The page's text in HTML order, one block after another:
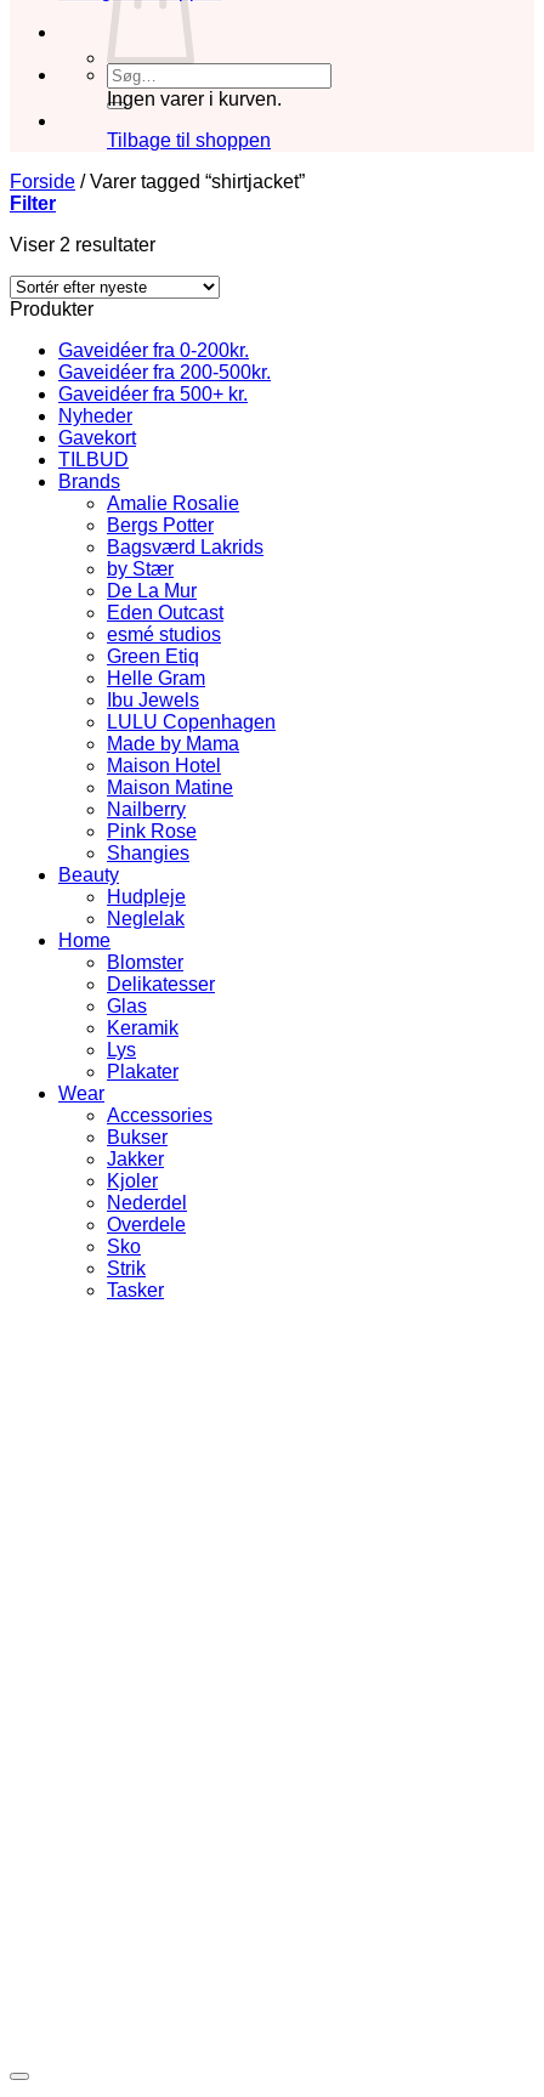
Søg
efter:
Ingen varer i kurven.
Tilbage til shoppen
Forside /Varer tagged “shirtjacket”
Filter
Viser 2 resultaterSorteret
seneste
Produkter
Gaveidéer fra 0-200kr.
Gaveidéer fra 200-500kr.
Gaveidéer fra 500+ kr.
Nyheder
Gavekort
TILBUD
Brands
Amalie Rosalie
Bergs Potter
Bagsværd Lakrids
by Stær
De La Mur
Eden Outcast
esmé studios
Green Etiq
Helle Gram
Ibu Jewels
LULU Copenhagen
Made by Mama
Maison Hotel
Maison Matine
Nailberry
Pink Rose
Shangies
Beauty
Hudpleje
Neglelak
Home
Blomster
Delikatesser
Glas
Keramik
Lys
Plakater
Wear
Accessories
Bukser
Jakker
Kjoler
Nederdel
Overdele
Sko
Strik
Tasker